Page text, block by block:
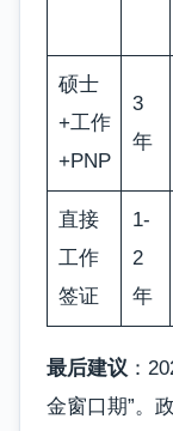
硕士
+工作
+PNP
3
年
直接
工作
签证
1-
2
年
最后建议 ：
金窗口期”。